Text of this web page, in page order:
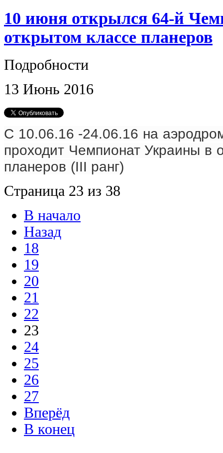
10 июня открылся 64-й
открытом классе планеров
Подробности
13 Июнь 2016
С 10.06.16 -24.06.16 на
проходит Чемпионат Украины в
планеров (III ранг)
Страница 23 из 38
В начало
Назад
18
19
20
21
22
23
24
25
26
27
Вперёд
В конец